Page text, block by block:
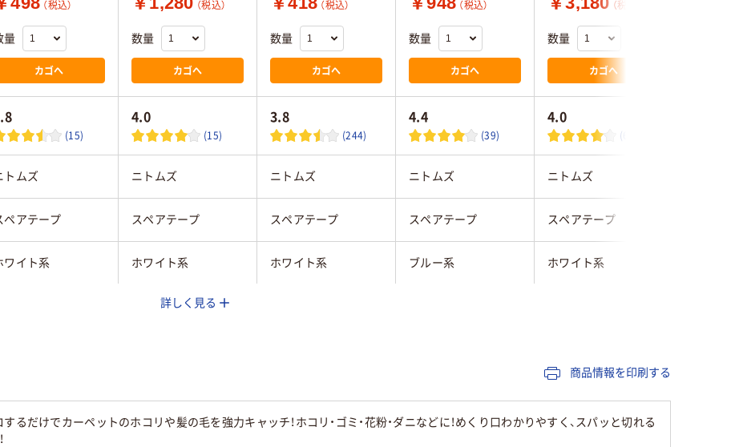
（税込）
量
カゴへ
（税込）
数量
カゴへ
（税込）
数量
カゴへ
（税込）
数量
カゴへ
（税込）
数量
カゴへ
(15)
4.0
(15)
3.8
(244)
4.4
(39)
4.0
(6)
トムズ ニトムズ ニトムズ ニトムズ ニトムズ
ペアテープ スペアテープ スペアテープ スペアテープ スペアテープ
ワイト系 ホワイト系 ホワイト系 ブルー系 ホワイト系
詳しく見る
商品情報を印刷する
するだけでカーペットのホコリや髪の毛を強力キャッチ！ホコリ・ゴミ・花粉・ダニなどに！めくり口わかりやすく、スパッと切れる